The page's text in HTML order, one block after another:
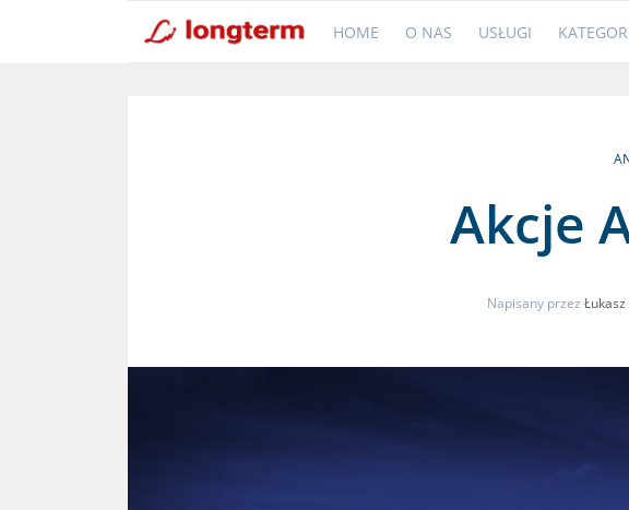
HOME O NAS USŁUGI
Akcje
Napisany przez Łukasz